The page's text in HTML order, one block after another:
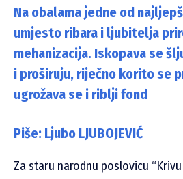
Na obalama jedne od
umjesto ribara i ljubitelja
mehanizacija. Iskopava se
i proširuju, riječno korito se
ugrožava se i riblji fond
Piše: Ljubo LJUBOJEVIĆ
Za staru narodnu poslovicu